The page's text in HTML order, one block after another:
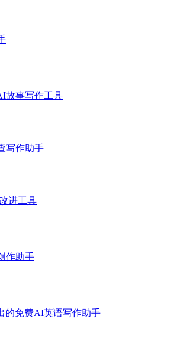
故事写作工具
写作助手
进工具
作助手
的免费AI英语写作助手